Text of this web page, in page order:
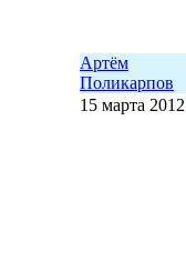
Артём
Поликарпов
15 марта 2012